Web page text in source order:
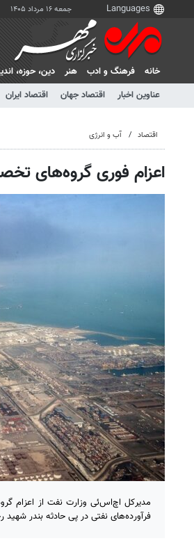
جمعه ۱۶ مرداد ۱۴۰۵
خانه فرهنگ و ادب هنر دين، حوزه،
عناوین اخبار
اقتصاد جهان اقتصاد ایران
اقتصاد آب و انرژی
اعزام فوری گروه‌های
مدیرکل اچ‌اس‌ئی وزارت نفت از اعزام
فرآورده‌های نفتی در پی حادثه بندر شهید